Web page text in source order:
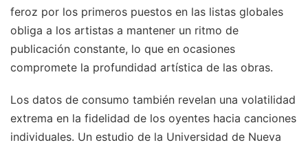
feroz por los primeros puestos en las listas globales
obliga a los artistas a mantener un ritmo de
publicación constante, lo que en ocasiones
compromete la profundidad artística de las obras.
Los datos de consumo también revelan una volatilidad
extrema en la fidelidad de los oyentes hacia canciones
individuales. Un estudio de la Universidad de Nueva